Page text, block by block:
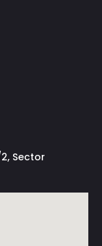
Sector